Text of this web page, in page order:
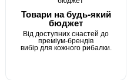
Товари на будь-який
бюджет
Від доступних снастей до
преміум-брендів
вибір для кожного рибалки.